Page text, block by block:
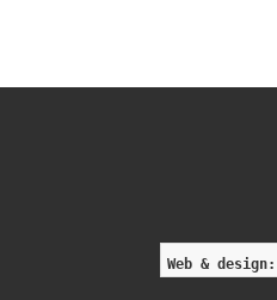
Web & design: